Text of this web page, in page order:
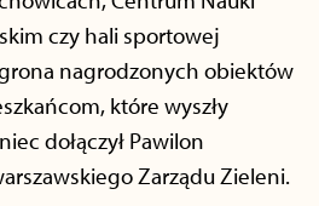
czy hali sportowej
nagrodzonych obiektów
które wyszły
dołączył Pawilon
Zarządu Zieleni.